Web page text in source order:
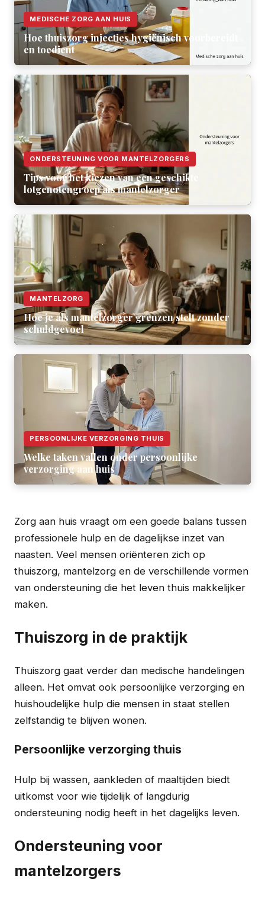
MEDISCHE ZORG AAN HUIS
Hoe thuiszorg injecties hygiënisch voorbereidt
en toedient
ONDERSTEUNING VOOR MANTELZORGERS
Tips voor het kiezen van een geschikte
lotgenotengroep als mantelzorger
MANTELZORG
Hoe je als mantelzorger grenzen stelt zonder
schuldgevoel
PERSOONLIJKE VERZORGING THUIS
Welke taken vallen onder persoonlijke
verzorging aan huis
Zorg aan huis vraagt om een goede balans tussen
professionele hulp en de dagelijkse inzet van
naasten. Veel mensen oriënteren zich op
thuiszorg, mantelzorg en de verschillende vormen
van ondersteuning die het leven thuis makkelijker
maken.
Thuiszorg in de praktijk
Thuiszorg gaat verder dan medische handelingen
alleen. Het omvat ook persoonlijke verzorging en
huishoudelijke hulp die mensen in staat stellen
zelfstandig te blijven wonen.
Persoonlijke verzorging thuis
Hulp bij wassen, aankleden of maaltijden biedt
uitkomst voor wie tijdelijk of langdurig
ondersteuning nodig heeft in het dagelijks leven.
Ondersteuning voor
mantelzorgers